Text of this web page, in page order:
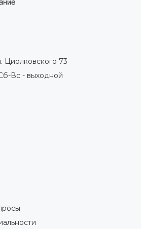
Циолковского 73
Вс - выходной